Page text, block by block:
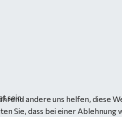
sein. andere uns helfen, diese
Sie, dass bei einer